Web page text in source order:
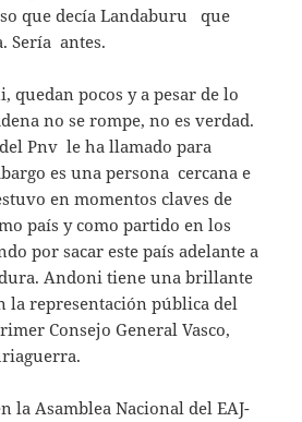
que decía Landaburu que
Sería antes.
quedan pocos y a pesar de lo
no se rompe, no es verdad.
Pnv le ha llamado para
es una persona cercana e
en momentos claves de
país y como partido en los
por sacar este país adelante a
Andoni tiene una brillante
la representación pública del
Consejo General Vasco,
la Asamblea Nacional del EAJ-